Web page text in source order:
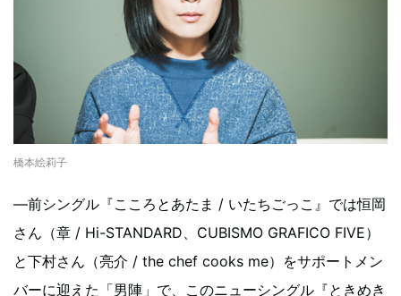
橋本絵莉子
―前シングル『こころとあたま / いたちごっこ』では恒岡
さん（章 / Hi-STANDARD、CUBISMO GRAFICO FIVE）
と下村さん（亮介 / the chef cooks me）をサポートメン
バーに迎えた「男陣」で、このニューシングル『ときめき